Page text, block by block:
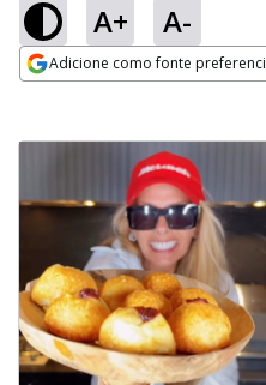
A+ A-
Adicione como fonte